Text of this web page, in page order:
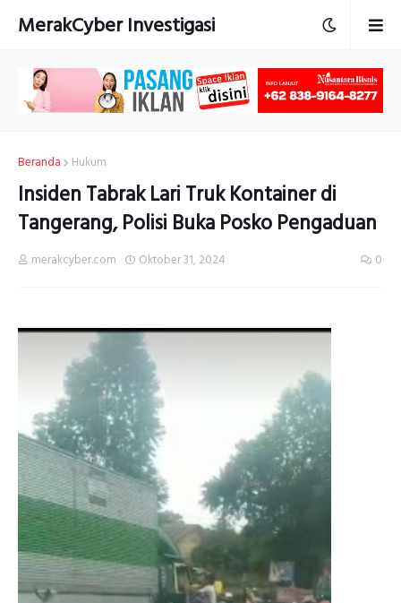
MerakCyber Investigasi
Beranda Hukum
Insiden Tabrak Lari Truk Kontainer di
Tangerang, Polisi Buka Posko Pengaduan
merakcyber.com Oktober 31, 2024 0